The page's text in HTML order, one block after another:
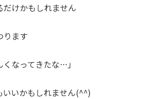
だけかもしれません
ります
くなってきたな…」
いいかもしれません(^^)